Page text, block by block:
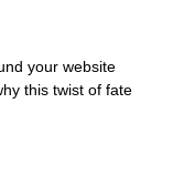
your website
this twist of fate